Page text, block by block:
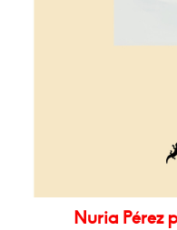
Nuria Pérez